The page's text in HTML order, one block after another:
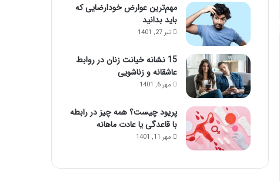
مهم‌ترین عوارض خودارضایی که
باید بدانید
تیر 27, 1401
15 نشانه خیانت زنان در روابط
عاشقانه و زناشویی
مهر 6, 1401
پریود چیست؟ همه چیز در رابطه
با قاعدگی یا عادت ماهانه
مهر 11, 1401